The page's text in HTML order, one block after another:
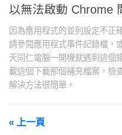
以無法啟動 Chrome
因為應用程式的並列設定不正
請參閱應用程式事件記錄檔，
天同仁電腦一開機就遇到這個
載這個下載那個補充檔案，檢
解決方法很簡單。
« 上一頁